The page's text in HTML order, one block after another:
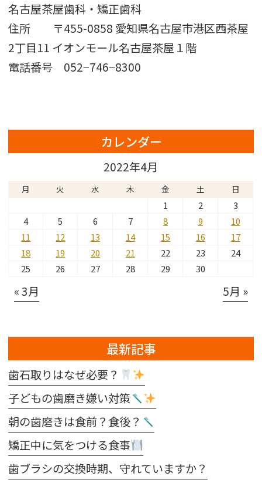
名古屋茶屋歯科・矯正歯科
住所 〒455-0858 愛知県名古屋市港区西茶屋
2丁目11 イオンモール名古屋茶屋１階
電話番号 052−746−8300
カレンダー
2022年4月
月 火 水 木 金 土 日
1 2
3
4
5 6 7 8 9
10
11
12 13 14 15 16
17
18
19 20 21 22 23
24
25
26 27 28 29 30
« 3月 5月 »
最新記事
歯石取りはなぜ必要？
子どもの歯磨き嫌い対策
朝の歯磨きは食前？食後？
矯正中に気をつける食事
歯ブラシの交換時期、守れていますか？